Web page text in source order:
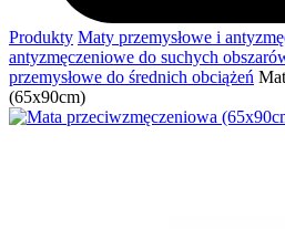
Produkty Maty przemysłowe i
antyzmęczeniowe do suchych
przemysłowe do średnich obciążeń
(65x90cm)